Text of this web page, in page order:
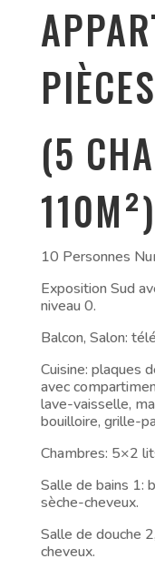
PIÈCES
(5
110M²)
10 Personnes
Exposition Sud
niveau 0.
Balcon, Salon:
Cuisine: plaques
avec
lave-vaisselle,
bouilloire, grille-
Chambres: 5×2
Salle de bains 1:
sèche-cheveux.
Salle de douche
cheveux.